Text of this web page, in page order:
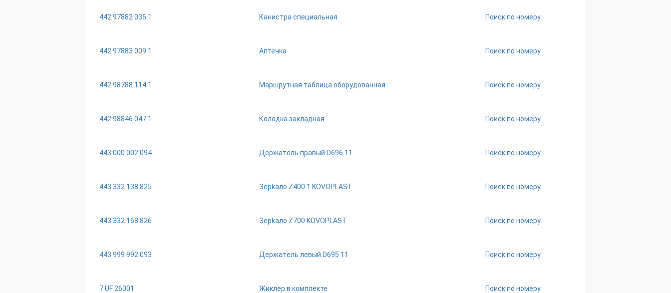
442 97882 035 1 Канистра специальная Поиск по номеру
442 97883 009 1 Аптечка Поиск по номеру
442 98788 114 1 Маршрутная таблица оборудованная Поиск по номеру
442 98846 047 1 Колодка закладная Поиск по номеру
443 000 002 094 Дepжaтeль пpaвый D696 11 Поиск по номеру
443 332 138 825 Зepkaлo Z400.1 KOVOPLAST Поиск по номеру
443 332 168 826 Зepkaлo Z700 KOVOPLAST Поиск по номеру
443 999 992 093 Дepжaтeль лeвый D695 11 Поиск по номеру
7 UF 26001 Жиклер в комплекте Поиск по номеру